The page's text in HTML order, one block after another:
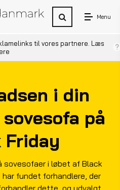
Menu
til vores partnere. Læs
i din
på
Friday
sovesofaer i løbet af Black
har fundet forhandlere, der
dette, og udvalgt